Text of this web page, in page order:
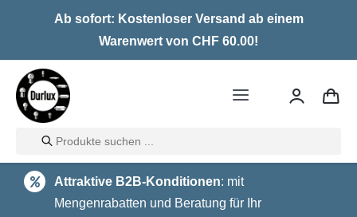
Ab sofort: Kostenloser Versand ab einem
Warenwert von CHF 60.00!
Toggle
Home
LED
Products
search
Attraktive B2B-Konditionen: mit
Mengenrabatten und Beratung für Ihr